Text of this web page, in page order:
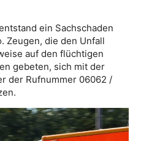
ein Sachschaden
Zeugen, die den Unfall
auf den flüchtigen
gebeten, sich mit der
der Rufnummer 06062 /